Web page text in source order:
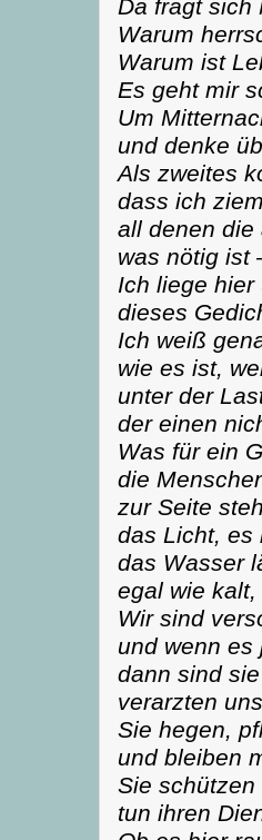
Da fragt sich
Warum
Warum ist
Es geht mir
Um
und denke
Als zweites
dass ich
all denen die
was nötig ist
Ich liege
dieses
Ich weiß
wie es ist,
unter der
der einen
Was für ein
die
zur Seite
das Licht, es
das Wasser
egal wie
Wir sind
und wenn es
dann sind
verarzten
Sie hegen,
und bleiben
Sie
tun ihren